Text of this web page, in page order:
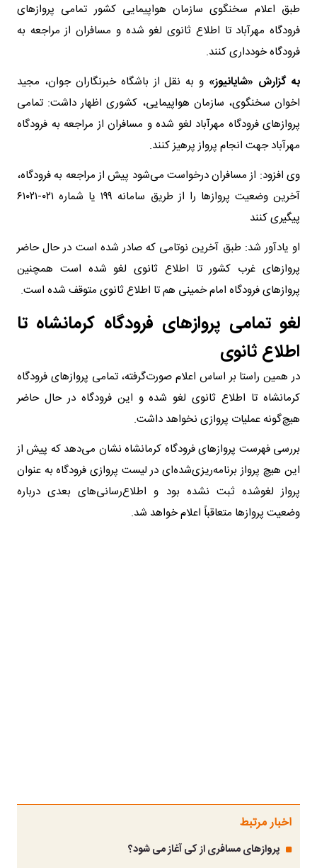
طبق اعلام سخنگوی سازمان هواپیمایی کشور تمامی پروازهای
فرودگاه مهرآباد تا اطلاع ثانوی لغو شده و مسافران از مراجعه به
فرودگاه خودداری کنند.
به گزارش «شایانیوز» و به نقل از باشگاه خبرنگاران جوان، مجید
اخوان سخنگوی، سازمان هواپیمایی، کشوری اظهار داشت: تمامی
پروازهای فرودگاه مهرآباد لغو شده و مسافران از مراجعه به فرودگاه
مهرآباد جهت انجام پرواز پرهیز کنند.
وی افزود: از مسافران درخواست می‌شود پیش از مراجعه به فرودگاه،
آخرین وضعیت پروازها را از طریق سامانه ۱۹۹ یا شماره ۰۲۱-۶۱۰۲۱
پیگیری کنند
او یادآور شد: طبق آخرین نوتامی که صادر شده است در حال حاضر
پروازهای غرب کشور تا اطلاع ثانوی لغو شده است همچنین
پروازهای فرودگاه امام خمینی هم تا اطلاع ثانوی متوقف شده است.
لغو تمامی پروازهای فرودگاه کرمانشاه تا
اطلاع ثانوی
در همین راستا بر اساس اعلام صورت‌گرفته، تمامی پروازهای فرودگاه
کرمانشاه تا اطلاع ثانوی لغو شده و این فرودگاه در حال حاضر
هیچ‌گونه عملیات پروازی نخواهد داشت.
بررسی فهرست پروازهای فرودگاه کرمانشاه نشان می‌دهد که پیش از
این هیچ پرواز برنامه‌ریزی‌شده‌ای در لیست پروازی فرودگاه به عنوان
پرواز لغوشده ثبت نشده بود و اطلاع‌رسانی‌های بعدی درباره
وضعیت پروازها متعاقباً اعلام خواهد شد.
اخبار مرتبط
پروازهای مسافری از کی آغاز می شود؟